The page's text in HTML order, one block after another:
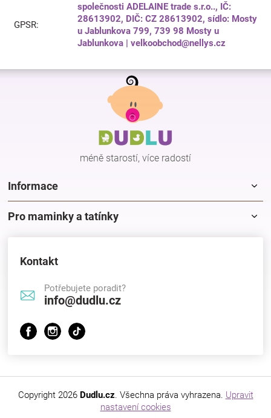
GPSR:
společnosti ADELAINE trade s.r.o.., IČ:
28613902, DIČ: CZ 28613902, sídlo: Mosty
u Jablunkova 799, 739 98 Mosty u
Jablunkova | velkoobchod@nellys.cz
Z
méně starostí, více radostí
Informace
Pro maminky a tatínky
Kontakt
Potřebujete poradit?
info@dudlu.cz
Copyright 2026 Dudlu.cz. Všechna práva vyhrazena. Upravit
nastavení cookies